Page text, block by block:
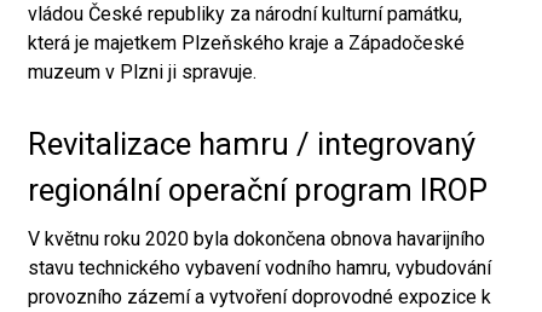
vládou České republiky za národní kulturní památku,
která je majetkem Plzeňského kraje a Západočeské
muzeum v Plzni ji spravuje.
Revitalizace hamru / integrovaný
regionální operační program IROP
V květnu roku 2020 byla dokončena obnova havarijního
stavu technického vybavení vodního hamru, vybudování
provozního zázemí a vytvoření doprovodné expozice k